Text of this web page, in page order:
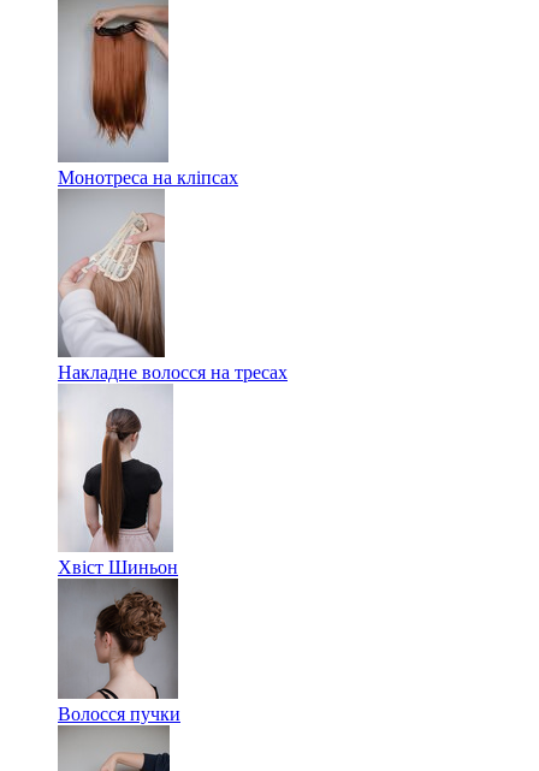
Монотреса на кліпсах
Накладне волосся на тресах
Хвіст Шиньон
Волосся пучки